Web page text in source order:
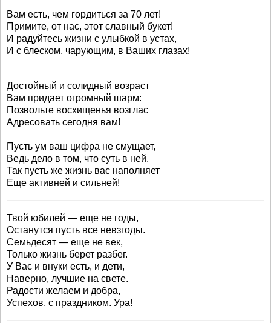
Вам есть, чем гордиться за 70 лет!
Примите, от нас, этот славный букет!
И радуйтесь жизни с улыбкой в устах,
И с блеском, чарующим, в Ваших глазах!
Достойный и солидный возраст
Вам придает огромный шарм:
Позвольте восхищенья возглас
Адресовать сегодня вам!
Пусть ум ваш цифра не смущает,
Ведь дело в том, что суть в ней.
Так пусть же жизнь вас наполняет
Еще активней и сильней!
Твой юбилей — еще не годы,
Останутся пусть все невзгоды.
Семьдесят — еще не век,
Только жизнь берет разбег.
У Вас и внуки есть, и дети,
Наверно, лучшие на свете.
Радости желаем и добра,
Успехов, с праздником. Ура!